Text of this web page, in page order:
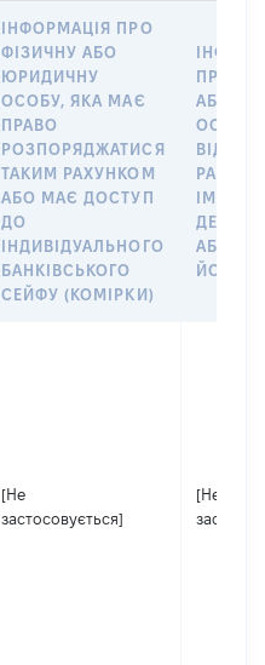
ІНФОРМАЦІЯ ПРО
ФІЗИЧНУ АБО
ЮРИДИЧНУ
ОСОБУ, ЯКА МАЄ
ПРАВО
РОЗПОРЯДЖАТИСЯ
ТАКИМ РАХУНКОМ
АБО МАЄ ДОСТУП
ДО
ІНДИВІДУАЛЬНОГО
БАНКІВСЬКОГО
СЕЙФУ (КОМІРКИ)
ПРО
АБО
ОСОБУ,
ІМ’Я
АБО
ЙОГО
[Не
застосовується]
[Не